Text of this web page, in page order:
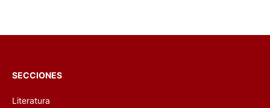
SECCIONES
Literatura